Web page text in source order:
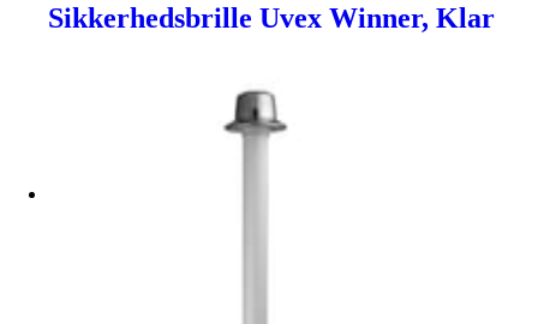
Sikkerhedsbrille Uvex Winner, Klar